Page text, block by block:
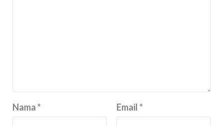
Nama* Email*